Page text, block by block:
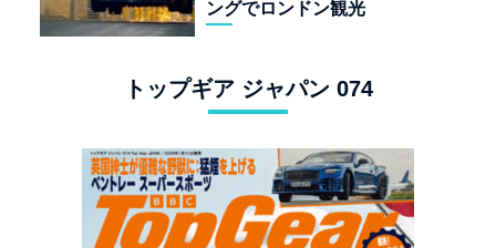
ングでロンドン観光
トップギア ジャパン 074